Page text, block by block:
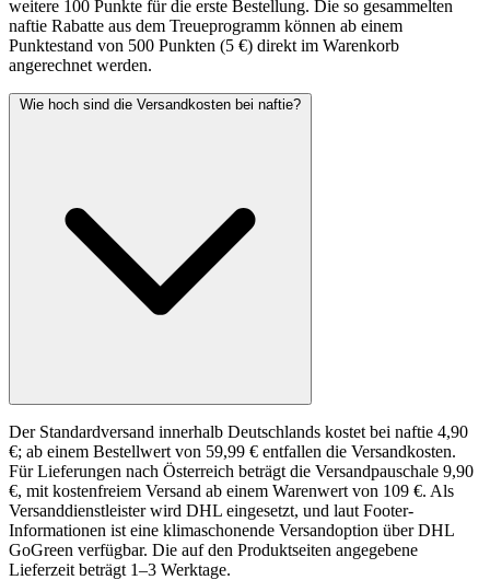
weitere 100 Punkte für die erste Bestellung. Die so gesammelten
naftie Rabatte aus dem Treueprogramm können ab einem
Punktestand von 500 Punkten (5 €) direkt im Warenkorb
angerechnet werden.
Wie hoch sind die Versandkosten bei naftie?
Der Standardversand innerhalb Deutschlands kostet bei naftie 4,90
€; ab einem Bestellwert von 59,99 € entfallen die Versandkosten.
Für Lieferungen nach Österreich beträgt die Versandpauschale 9,90
€, mit kostenfreiem Versand ab einem Warenwert von 109 €. Als
Versanddienstleister wird DHL eingesetzt, und laut Footer-
Informationen ist eine klimaschonende Versandoption über DHL
GoGreen verfügbar. Die auf den Produktseiten angegebene
Lieferzeit beträgt 1–3 Werktage.